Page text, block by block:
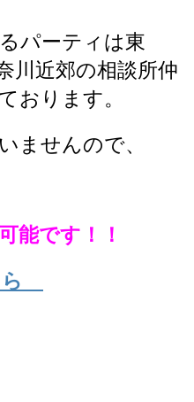
パーティは東
川近郊の相談所仲
おります。
ませんので、
能です！！
ら